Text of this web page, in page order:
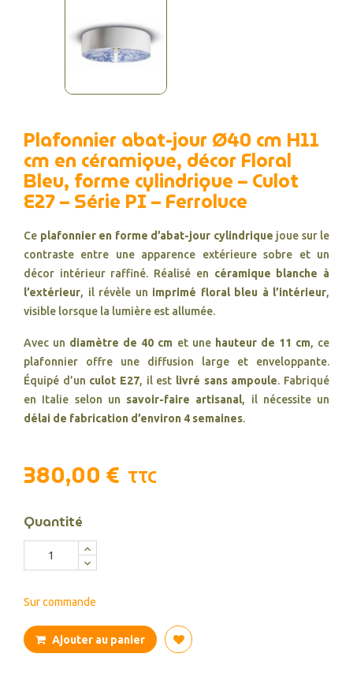
Plafonnier abat-jour Ø40 cm H11
cm en céramique, décor Floral
Bleu, forme cylindrique – Culot
E27 – Série PI – Ferroluce
Ce plafonnier en forme d’abat-jour cylindrique joue sur le
contraste entre une apparence extérieure sobre et un
décor intérieur raffiné. Réalisé en céramique blanche à
l’extérieur, il révèle un imprimé floral bleu à l’intérieur,
visible lorsque la lumière est allumée.
Avec un diamètre de 40 cm et une hauteur de 11 cm, ce
plafonnier offre une diffusion large et enveloppante.
Équipé d’un culot E27, il est livré sans ampoule. Fabriqué
en Italie selon un savoir-faire artisanal, il nécessite un
délai de fabrication d’environ 4 semaines.
380,00 € TTC
Quantité
Sur commande
Ajouter au panier